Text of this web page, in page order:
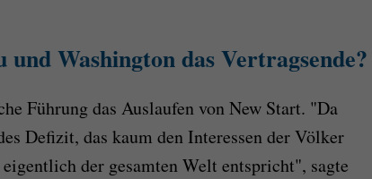
Washington das Vertragsende?
Führung das Auslaufen von New Start. "Da
Defizit, das kaum den Interessen der Völker
der gesamten Welt entspricht", sagte